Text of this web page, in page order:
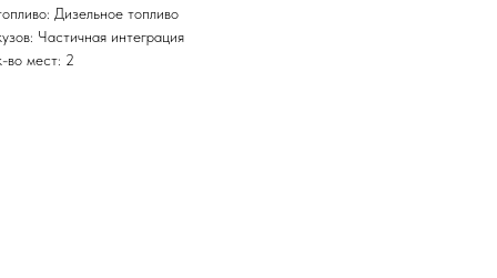
Дизельное топливо
Частичная интеграция
во мест: 2